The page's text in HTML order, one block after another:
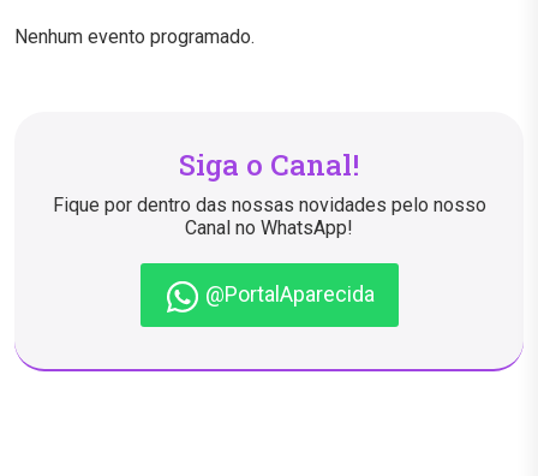
Nenhum evento programado.
Siga o Canal!
Fique por dentro das nossas novidades pelo nosso
Canal no WhatsApp!
@PortalAparecida